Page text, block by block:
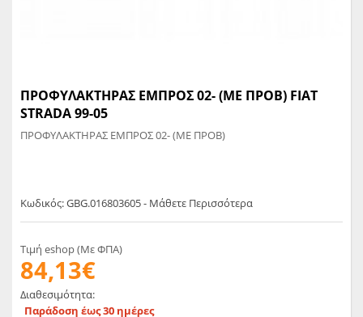
ΠΡΟΦΥΛΑΚΤΗΡΑΣ ΕΜΠΡΟΣ 02- (ΜΕ ΠΡΟΒ) FIAT
STRADA 99-05
ΠΡΟΦΥΛΑΚΤΗΡΑΣ ΕΜΠΡΟΣ 02- (ΜΕ ΠΡΟΒ)
Κωδικός: GBG.016803605 - Μάθετε Περισσότερα
Τιμή eshop (Με ΦΠΑ)
84,13€
Διαθεσιμότητα:
Παράδοση έως 30 ημέρες